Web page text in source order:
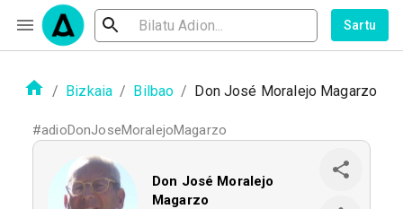
Sartu
/ Bizkaia / Bilbao / Don José Moralejo Magarzo
#adioDonJoseMoralejoMagarzo
Don José Moralejo
Magarzo